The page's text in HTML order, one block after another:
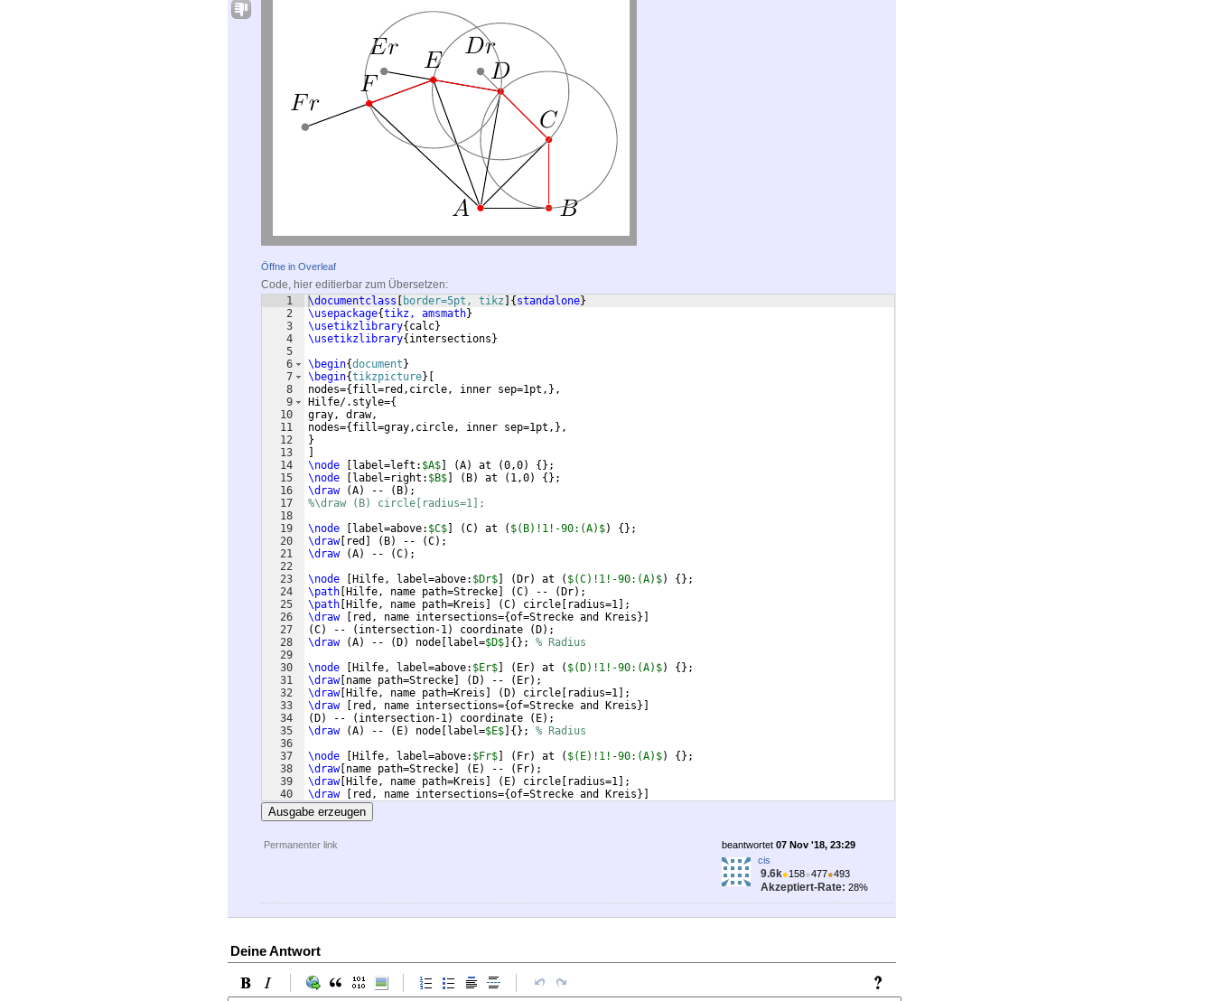
Öffne in Overleaf
Code, hier editierbar zum Übersetzen:
1
2
3
4
5
6
7
8
9
10
11
12
13
14
15
16
17
18
19
20
21
22
23
24
25
26
27
28
29
30
31
32
33
34
35
36
37
38
39
40
41
\documentclass border=5pt, tikz { standalone}
\usepackage{tikz, amsmath}
\usetikzlibrary{ calc}
\usetikzlibrary{ intersections }
\begin{document }
\begin{tikzpicture}
nodes={ fill=red,circle, inner sep=1pt, } ,
Hilfe/.style={
gray, draw,
nodes={ fill=gray,circle, inner sep=1pt, } ,
}
\node
label=left: $A$ (A) at (0,0) { } ;
\node
label=right: $B$ ( B) at ( 1,0) { } ;
\draw
(A) -- ( B) ;
%\draw (B) circle[radius=1];
\node
label=above: $C$ (C) at ( $(B)!1!-90:(A)$) { } ;
\draw[ red ( B) -- (C) ;
\draw
(A) -- (C) ;
\node
Hilfe, label=above: $Dr$ ( Dr) at ( $(C)!1!-90:(A)$) { } ;
\path
Hilfe, name path=Strecke (C) -- ( Dr) ;
\path
Hilfe, name path=Kreis (C) circle radius=1
;
\draw
red, name intersections={of=Strecke and Kreis }]
(C) -- ( intersection-1) coordinate ( D) ;
\draw
(A) -- ( D) node label=$D$ { } ; % Radius
\node
Hilfe, label=above: $Er$ ( Er) at ( $(D)!1!-90:(A)$) { } ;
\draw[ name path=Strecke ( D) -- ( Er) ;
\draw[ Hilfe, name path=Kreis ( D) circle radius=1
;
\draw
red, name intersections={of=Strecke and Kreis }]
( D) -- ( intersection-1) coordinate ( E) ;
\draw
(A) -- ( E) node label=$E$ { } ; % Radius
\node
Hilfe, label=above: $Fr$ ( Fr) at ( $(E)!1!-90:(A)$) { } ;
\draw[ name path=Strecke ( E) -- ( Fr) ;
\draw[ Hilfe, name path=Kreis ( E) circle radius=1
;
\draw
red, name intersections={of=Strecke and Kreis }]
(E) -- (intersection-1
Ausgabe erzeugen
Permanenter link beantwortet 07 Nov '18, 23:29
cis
9.6k●158●477●493
Akzeptiert-Rate: 28%
Deine Antwort